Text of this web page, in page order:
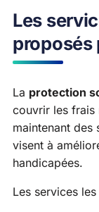
Les
proposés
La protection
couvrir les frais
maintenant des
visent à
handicapées.
Les services